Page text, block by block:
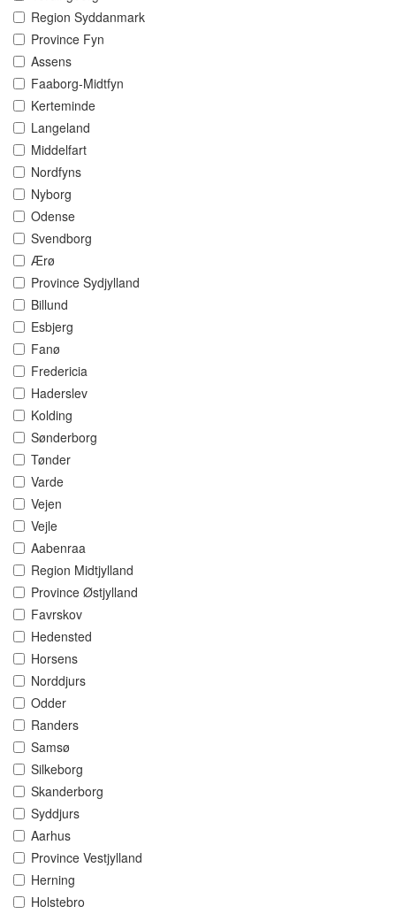
Region Syddanmark
Province Fyn
Assens
Faaborg-Midtfyn
Kerteminde
Langeland
Middelfart
Nordfyns
Nyborg
Odense
Svendborg
Ærø
Province Sydjylland
Billund
Esbjerg
Fanø
Fredericia
Haderslev
Kolding
Sønderborg
Tønder
Varde
Vejen
Vejle
Aabenraa
Region Midtjylland
Province Østjylland
Favrskov
Hedensted
Horsens
Norddjurs
Odder
Randers
Samsø
Silkeborg
Skanderborg
Syddjurs
Aarhus
Province Vestjylland
Herning
Holstebro